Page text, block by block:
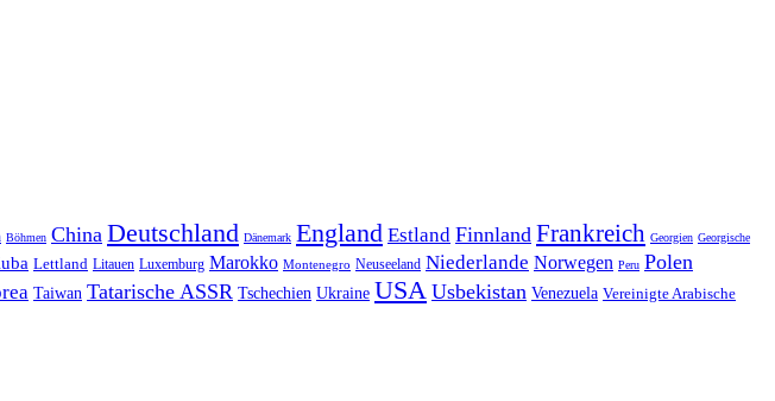
Böhmen China Deutschland Dänemark England Estland Finnland Frankreich Georgien Georgische
Lettland Litauen Luxemburg Marokko Montenegro Neuseeland Niederlande Norwegen Peru Polen
Taiwan Tatarische ASSR Tschechien Ukraine USA Usbekistan Venezuela Vereinigte Arabische